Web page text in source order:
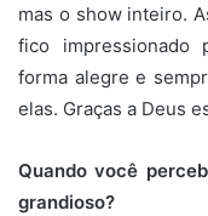
mas o show inteiro.
fico impressionado
forma alegre e
elas. Graças a Deus
Quando você
grandioso?